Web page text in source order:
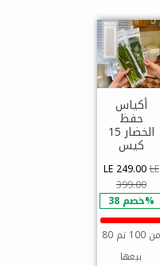
أكياس
حفظ
الخضار 15
كيس
LE 249.00LE
399.00
خصم 38%
80 من 100 تم
بيعها